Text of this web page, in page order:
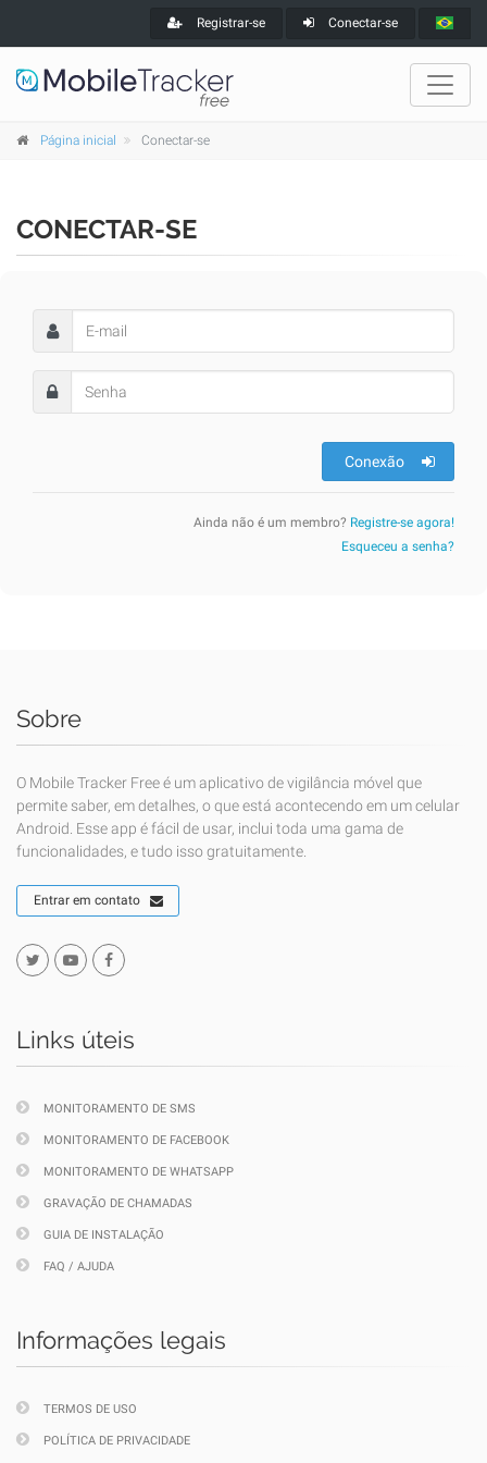
Registrar-se Conectar-se
Página inicial Conectar-se
CONECTAR-SE
Conexão
Ainda não é um membro? Registre-se agora!
Esqueceu a senha?
Sobre
O Mobile Tracker Free é um aplicativo de vigilância móvel que
permite saber, em detalhes, o que está acontecendo em um celular
Android. Esse app é fácil de usar, inclui toda uma gama de
funcionalidades, e tudo isso gratuitamente.
Entrar em contato
Links úteis
MONITORAMENTO DE SMS
MONITORAMENTO DE FACEBOOK
MONITORAMENTO DE WHATSAPP
GRAVAÇÃO DE CHAMADAS
GUIA DE INSTALAÇÃO
FAQ / AJUDA
Informações legais
TERMOS DE USO
POLÍTICA DE PRIVACIDADE